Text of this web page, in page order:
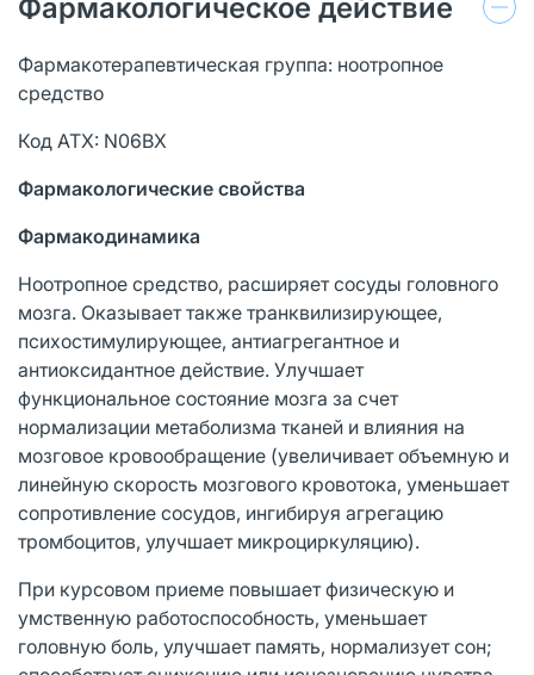
Фармакологическое действие
Фармакотерапевтическая группа: ноотропное
средство
Код АТХ: N06BX
Фармакологические свойства
Фармакодинамика
Ноотропное средство, расширяет сосуды головного
мозга. Оказывает также транквилизирующее,
психостимулирующее, антиагрегантное и
антиоксидантное действие. Улучшает
функциональное состояние мозга за счет
нормализации метаболизма тканей и влияния на
мозговое кровообращение (увеличивает объемную и
линейную скорость мозгового кровотока, уменьшает
сопротивление сосудов, ингибируя агрегацию
тромбоцитов, улучшает микроциркуляцию).
При курсовом приеме повышает физическую и
умственную работоспособность, уменьшает
головную боль, улучшает память, нормализует сон;